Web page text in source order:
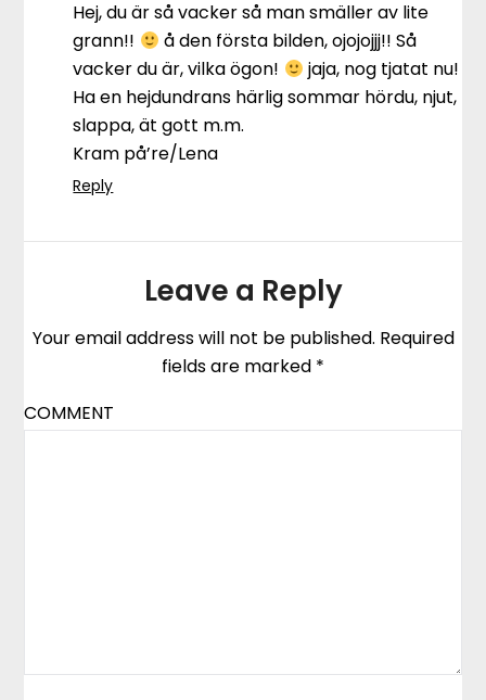
Hej, du är så vacker så man smäller av lite
grann!!
å den första bilden, ojojojjj!! Så
vacker du är, vilka ögon!
jaja, nog tjatat nu!
Ha en hejdundrans härlig sommar hördu, njut,
slappa, ät gott m.m.
Kram på’re/Lena
Reply
Leave a Reply
Your email address will not be published. Required
fields are marked *
COMMENT